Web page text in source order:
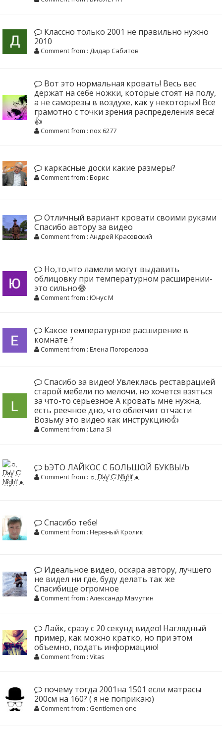
Классно только 2001 не правильно нужно
2010
Comment from : Дидар Сабитов
Вот это нормальная кровать! Весь вес
держат на себе ножки, которые стоят на полу,
а не саморезы в воздухе, как у некоторых! Все
грамотно с точки зрения распределения веса!
👍
Comment from : nox 6277
каркасные доски какие размеры?
Comment from : Борис
Отличный вариант кровати своими руками
Спасибо автору за видео
Comment from : Андрей Красовский
Но,то,что ламели могут выдавить
облицовку при температурном расширении-
это сильно😂
Comment from : Юнус М
Какое температурное расширение в
комнате ?
Comment from : Елена Погорелова
Спасибо за видео! Увлеклась реставрацией
старой мебели по мелочи, но хочется взяться
за что-то серьезное А кровать мне нужна,
есть реечное дно, что облегчит отчасти
Возьму это видео как инструкцию👍
Comment from : Lana Sl
bЭТО ЛАЙКОС С БОЛЬШОЙ БУКВЫ/b
Comment from : ☼͙ ͙D͙̾a͙̾y͙̾ ͙G͙̾ ͙N͙̾i͙̾g͙̾h͙̾t͙̾ ͙●͙
Спасибо тебе!
Comment from : Нервный Кролик
Идеальное видео, оскара автору, лучшего
не видел ни где, буду делать так же
Спасибище огромное
Comment from : Александр Мамутин
Лайк, сразу с 20 секунд видео! Наглядный
пример, как можно кратко, но при этом
объемно, подать информацию!
Comment from : Vitas
почему тогда 2001на 1501 если матрасы
200см на 160? ( я не поприкаю)
Comment from : Gentlemen one